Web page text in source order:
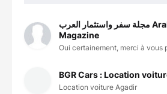
مجلة سفر واستثمار العرب Arab Travel Invest
Magazine
Oui certainement, merci à vous
BGR Cars : Location
Location voiture Agadir